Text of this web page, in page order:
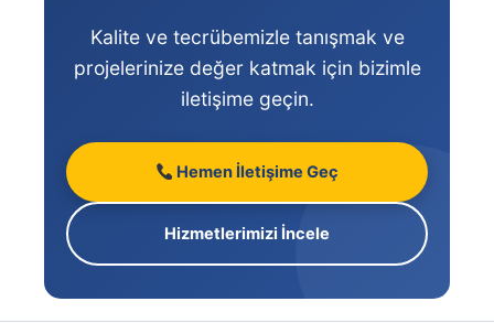
Kalite ve tecrübemizle tanışmak ve
projelerinize değer katmak için bizimle
iletişime geçin.
Hemen İletişime Geç
Hizmetlerimizi İncele